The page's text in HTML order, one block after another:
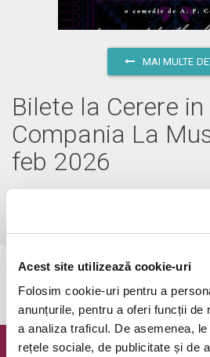
Acest site utilizează cookie-uri
Folosim cookie-uri pentru a
anunțurile, pentru a oferi funcții de
a analiza traficul. De asemenea,
rețele sociale, de publicitate și de
MAI MULTE
Bilete la Cerere
Compania La
feb 2026
Evenimentul a